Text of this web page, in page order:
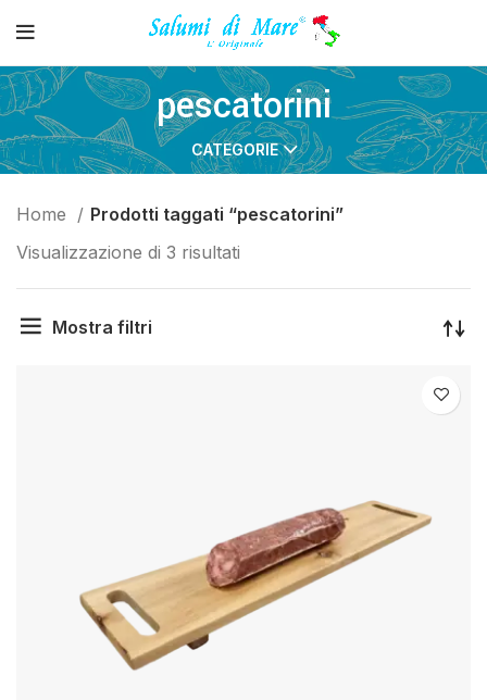
pescatorini
CATEGORIE
Home
Prodotti taggati “pescatorini”
Visualizzazione di 3 risultati
Mostra filtri